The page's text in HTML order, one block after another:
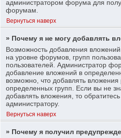
администратором форума для
форумам.
Вернуться наверх
» Почему я не могу добавлять
Возможность добавления
на уровне форумов, групп
пользователей. Администратор
добавление вложений в
возможно, что добавлять
определенных групп. Если вы не
добавлять вложения, то
администратору.
Вернуться наверх
» Почему я получил